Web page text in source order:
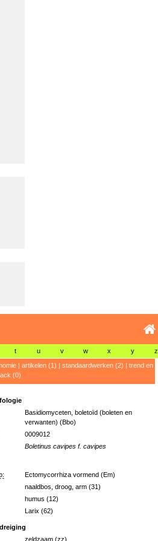
t u v w x y z
| artikelen (1) | standaardwerken (2) | trend en
(0)
Basidiomyceten, boletoïd (boleten en
verwanten) (Bbo)
0009012
Boletinus cavipes f. cavipes
Ectomycorrhiza vormend (Em)
naaldbos, droog, arm (31)
humus (12)
Larix (62)
zeldzaam (zz)